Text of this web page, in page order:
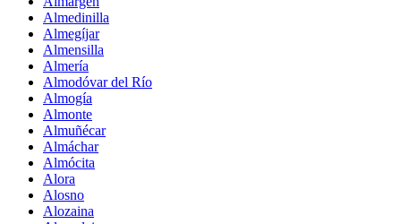
Almedinilla
Almegíjar
Almensilla
Almería
Almodóvar del Río
Almogía
Almonte
Almuñécar
Almáchar
Almócita
Alora
Alosno
Alozaina